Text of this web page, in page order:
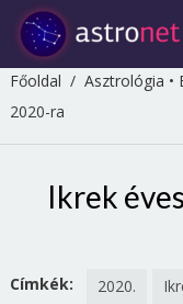
Főoldal / Asztrológia •
2020-ra
Ikrek
Címkék: 2020.